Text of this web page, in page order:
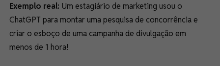
Exemplo real: Um estagiário de marketing usou o
ChatGPT para montar uma pesquisa de concorrência e
criar o esboço de uma campanha de divulgação em
menos de 1 hora!